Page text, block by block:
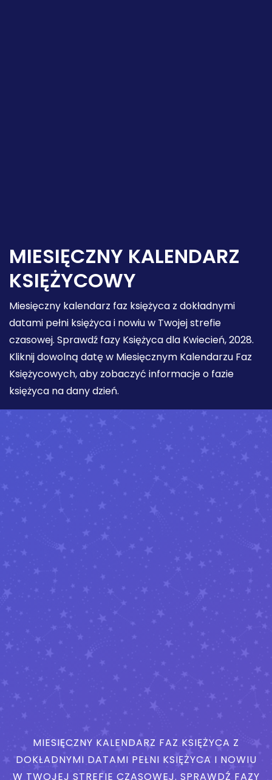
MIESIĘCZNY KALENDARZ
KSIĘŻYCOWY
Miesięczny kalendarz faz księżyca z dokładnymi
datami pełni księżyca i nowiu w Twojej strefie
czasowej. Sprawdź fazy Księżyca dla Kwiecień, 2028.
Kliknij dowolną datę w Miesięcznym Kalendarzu Faz
Księżycowych, aby zobaczyć informacje o fazie
księżyca na dany dzień.
MIESIĘCZNY KALENDARZ FAZ KSIĘŻYCA Z
DOKŁADNYMI DATAMI PEŁNI KSIĘŻYCA I NOWIU
W TWOJEJ STREFIE CZASOWEJ. SPRAWDŹ FAZY